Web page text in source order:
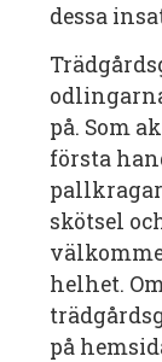
dessa
på. Som
första
skötsel
helhet.
på